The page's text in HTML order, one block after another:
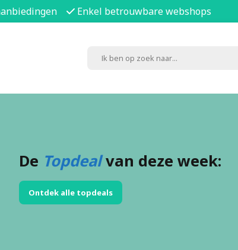
Enkel betrouwbare webshops
De Topdealvan deze week:
Ontdek alle topdeals